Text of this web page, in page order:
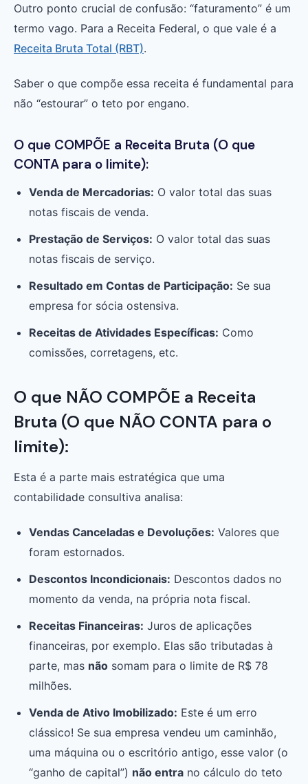
Outro ponto crucial de confusão: “faturamento” é um
termo vago. Para a Receita Federal, o que vale é a
Receita Bruta Total (RBT).
Saber o que compõe essa receita é fundamental para
não “estourar” o teto por engano.
O que COMPÕE a Receita Bruta (O que
CONTA para o limite):
Venda de Mercadorias: O valor total das suas
notas fiscais de venda.
Prestação de Serviços: O valor total das suas
notas fiscais de serviço.
Resultado em Contas de Participação: Se sua
empresa for sócia ostensiva.
Receitas de Atividades Específicas: Como
comissões, corretagens, etc.
O que NÃO COMPÕE a Receita
Bruta (O que NÃO CONTA para o
limite):
Esta é a parte mais estratégica que uma
contabilidade consultiva analisa:
Vendas Canceladas e Devoluções: Valores que
foram estornados.
Descontos Incondicionais: Descontos dados no
momento da venda, na própria nota fiscal.
Receitas Financeiras: Juros de aplicações
financeiras, por exemplo. Elas são tributadas à
parte, mas não somam para o limite de R$ 78
milhões.
Venda de Ativo Imobilizado: Este é um erro
clássico! Se sua empresa vendeu um caminhão,
uma máquina ou o escritório antigo, esse valor (o
“ganho de capital”) não entra no cálculo do teto